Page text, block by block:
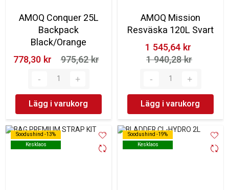
AMOQ Conquer 25L
Backpack
Black/Orange
778,30 kr‎
975,62 kr‎
Lägg i varukorg
AMOQ Mission
Resväska 120L Svart
1 545,64 kr‎
1 940,28 kr‎
Lägg i varukorg
Soodushind -13%
Kesklaos
Soodushind -13%
Kesklaos
Soodushind -19%
Kesklaos
Soodushind -19%
Kesklaos